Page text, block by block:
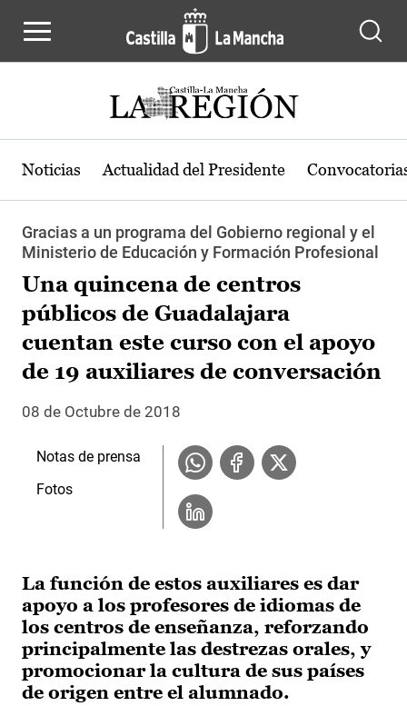
Noticias Actualidad del Presidente
Gracias a un programa del Gobierno regional y el
Ministerio de Educación y Formación Profesional
Una quincena de centros
públicos de Guadalajara
cuentan este curso con el apoyo
de 19 auxiliares de conversación
08 de Octubre de 2018
La función de estos auxiliares es dar
apoyo a los profesores de idiomas de
los centros de enseñanza, reforzando
principalmente las destrezas orales, y
promocionar la cultura de sus países
de origen entre el alumnado.
Notas de prensa
Fotos